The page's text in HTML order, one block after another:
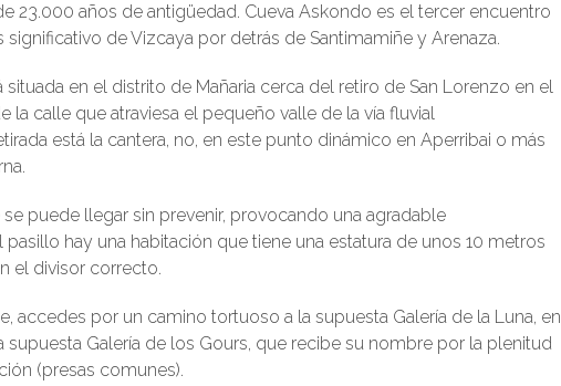
23.000 años de antigüedad. Cueva Askondo es el tercer encuentro
de Vizcaya por detrás de Santimamiñe y Arenaza.
situada en el distrito de Mañaria cerca del retiro de San Lorenzo en el
la calle que atraviesa el pequeño valle de la vía fluvial
está la cantera, no, en este punto dinámico en Aperribai o más
se puede llegar sin prevenir, provocando una agradable
pasillo hay una habitación que tiene una estatura de unos 10 metros
el divisor correcto.
accedes por un camino tortuoso a la supuesta Galería de la Luna, en
supuesta Galería de los Gours, que recibe su nombre por la plenitud
(presas comunes).